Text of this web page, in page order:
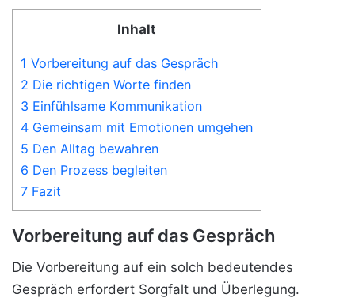
Inhalt
1 Vorbereitung auf das Gespräch
2 Die richtigen Worte finden
3 Einfühlsame Kommunikation
4 Gemeinsam mit Emotionen umgehen
5 Den Alltag bewahren
6 Den Prozess begleiten
7 Fazit
Vorbereitung auf das Gespräch
Die Vorbereitung auf ein solch bedeutendes
Gespräch erfordert Sorgfalt und Überlegung.